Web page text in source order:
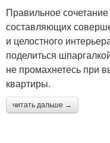
Правильное
составляющих
и целостного
поделиться
не промахнетесь при
квартиры.
читать дальше →